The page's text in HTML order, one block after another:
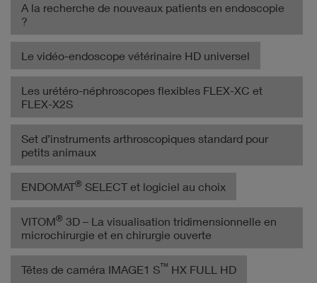
A la recherche de nouveaux patients en endoscopie
?
Le vidéo-endoscope vétérinaire HD universel
Les urétéro-néphroscopes flexibles FLEX-XC et
FLEX-X2S
Set d’instruments arthroscopiques standard pour
petits animaux
ENDOMAT® SELECT et logiciel au choix
VITOM® 3D – La visualisation tridimensionnelle en
microchirurgie et en chirurgie ouverte
Têtes de caméra IMAGE1 S™ HX FULL HD